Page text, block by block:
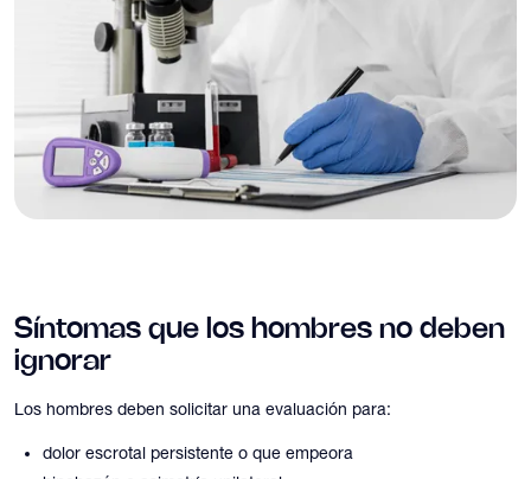
Síntomas que los hombres no deben
ignorar
Los hombres deben solicitar una evaluación para:
dolor escrotal persistente o que empeora